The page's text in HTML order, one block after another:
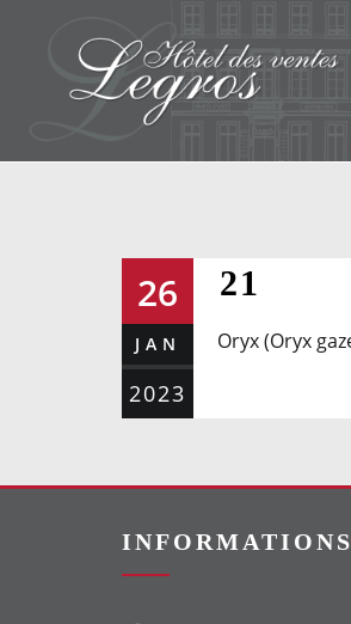
26
JAN
2023
21
Oryx (Oryx